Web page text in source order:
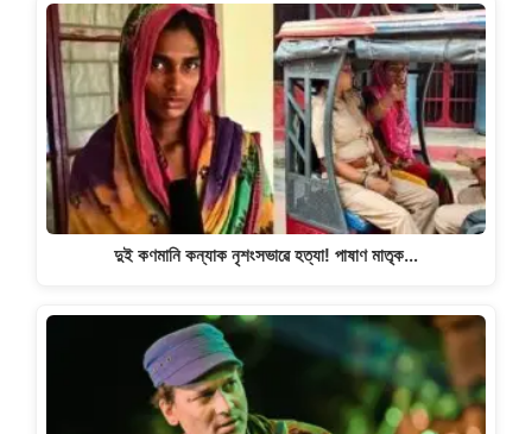
দুই কণমানি কন্যাক নৃশংসভাৱে হত্যা! পাষাণ মাতৃক…